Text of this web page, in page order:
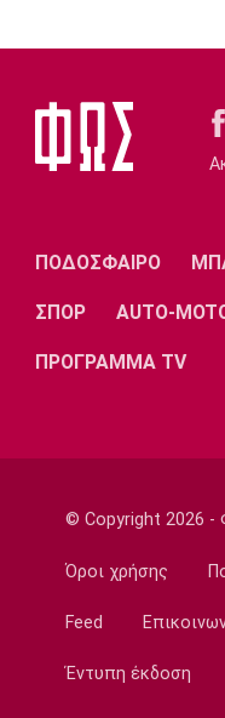
15:20
Χάποελ Τελ
14:50
Super League 1
14:35
ΠΑΟΚ: Ανεβαίνει
Ιωνικός:
ΠΟΔΟΣΦΑΙΡΟ
ΣΠΟΡ AUTO-
ΠΡΟΓΡΑΜΜΑ TV
© Copyright 2026
Όροι χρήσης
Feed
Έντυπη έκδοση